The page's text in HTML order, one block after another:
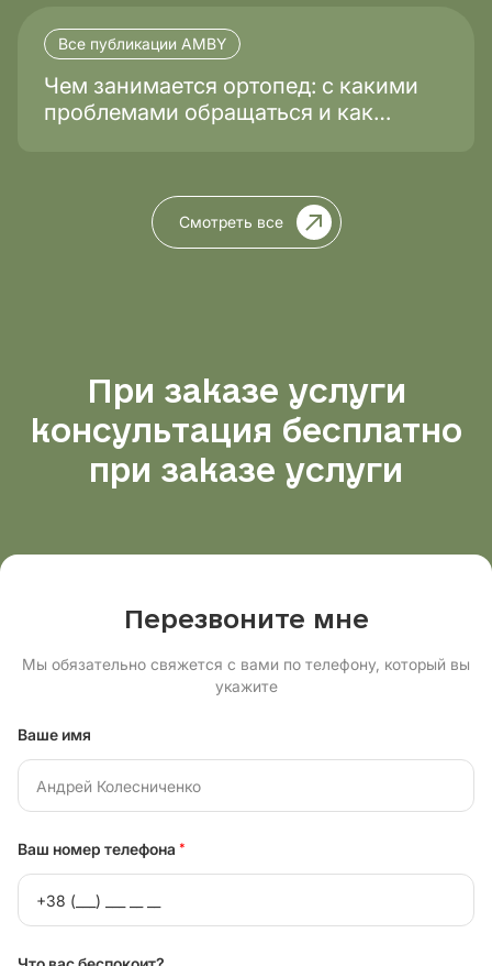
Все публикации AMBY
Чем занимается ортопед: с какими
проблемами обращаться и как
Смотреть все
При заказе услуги
консультация бесплатно
при заказе услуги
Перезвоните мне
Мы обязательно свяжется с вами по телефону, который вы
укажите
Ваше имя
Ваш номер телефона *